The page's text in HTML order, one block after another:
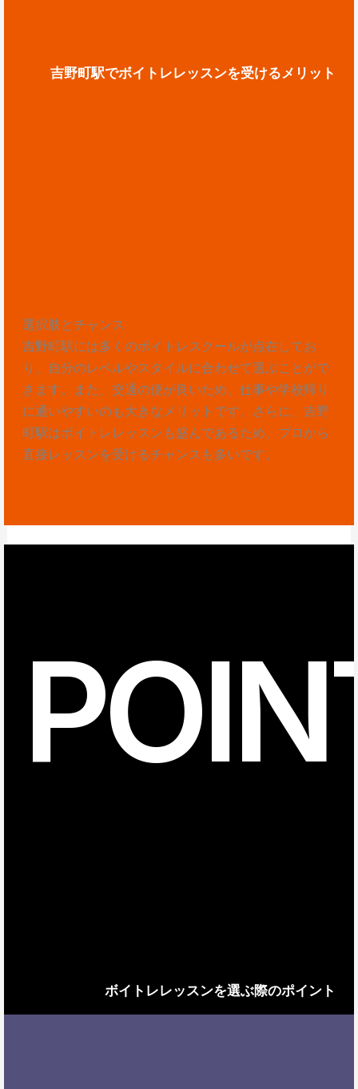
吉野町駅でボイトレレッスンを受けるメリット
選択肢とチャンス
吉野町駅には多くのボイトレスクールが点在してお
り、自分のレベルやスタイルに合わせて選ぶことがで
きます。また、交通の便が良いため、仕事や学校帰り
に通いやすいのも大きなメリットです。さらに、吉野
町駅はボイトレレッスンも盛んであるため、プロから
直接レッスンを受けるチャンスも多いです。
ボイトレレッスンを選ぶ際のポイント